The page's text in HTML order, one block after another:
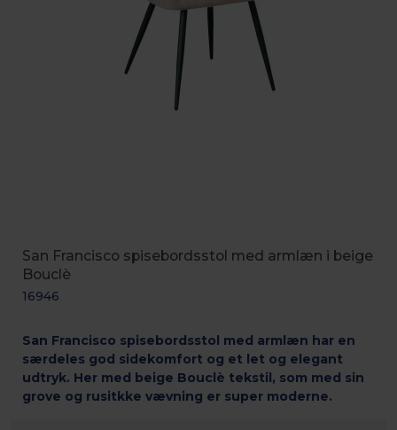
San Francisco spisebordsstol med armlæn i beige
Bouclè
16946
San Francisco spisebordsstol med armlæn har en
særdeles god sidekomfort og et let og elegant
udtryk. Her med beige Bouclè tekstil, som med sin
grove og rusitkke vævning er super moderne.